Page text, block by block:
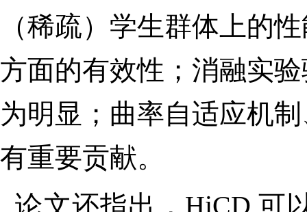
（稀疏）学生群体上的
方面的有效性 ； 消融实
为明显；曲率自适应机
有重要贡献。
论文还指出，HiCD 可